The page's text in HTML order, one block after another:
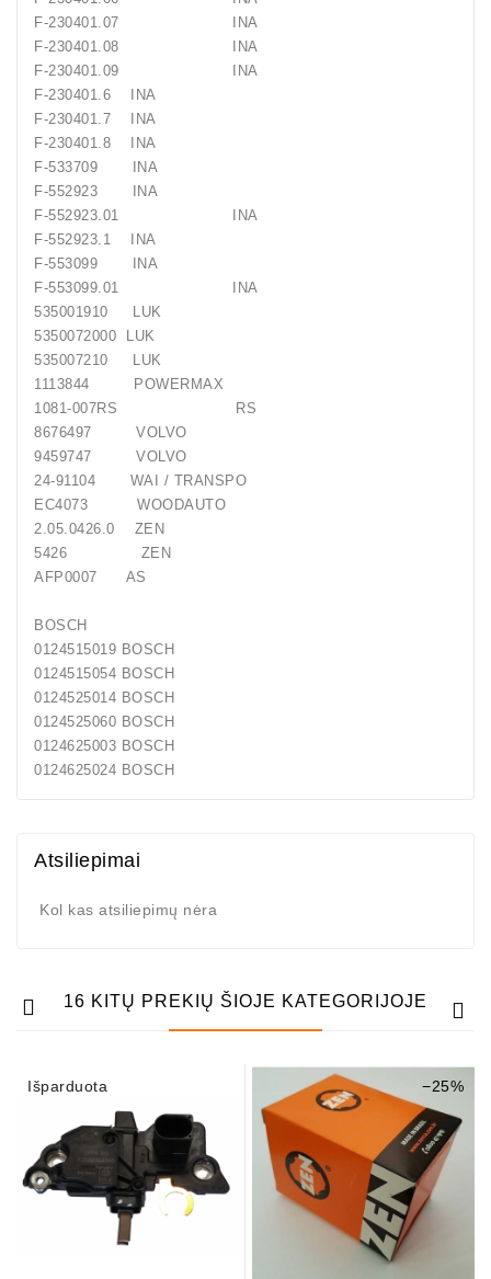
F-230401.07 INA
F-230401.08 INA
F-230401.09 INA
F-230401.6 INA
F-230401.7 INA
F-230401.8 INA
F-533709 INA
F-552923 INA
F-552923.01 INA
F-552923.1 INA
F-553099 INA
F-553099.01 INA
535001910 LUK
5350072000 LUK
535007210 LUK
1113844 POWERMAX
1081-007RS RS
8676497 VOLVO
9459747 VOLVO
24-91104 WAI / TRANSPO
EC4073 WOODAUTO
2.05.0426.0 ZEN
5426 ZEN
AFP0007 AS
BOSCH
0124515019 BOSCH
0124515054 BOSCH
0124525014 BOSCH
0124525060 BOSCH
0124625003 BOSCH
0124625024 BOSCH
Atsiliepimai
Kol kas atsiliepimų nėra
16 KITŲ PREKIŲ ŠIOJE KATEGORIJOJE
Išparduota −25%